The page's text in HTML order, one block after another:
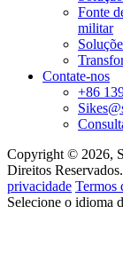
Fonte
militar
Contate-nos
+86
Copyright © 2026,
Direitos Reservados.
privacidade Termos
Selecione o idioma